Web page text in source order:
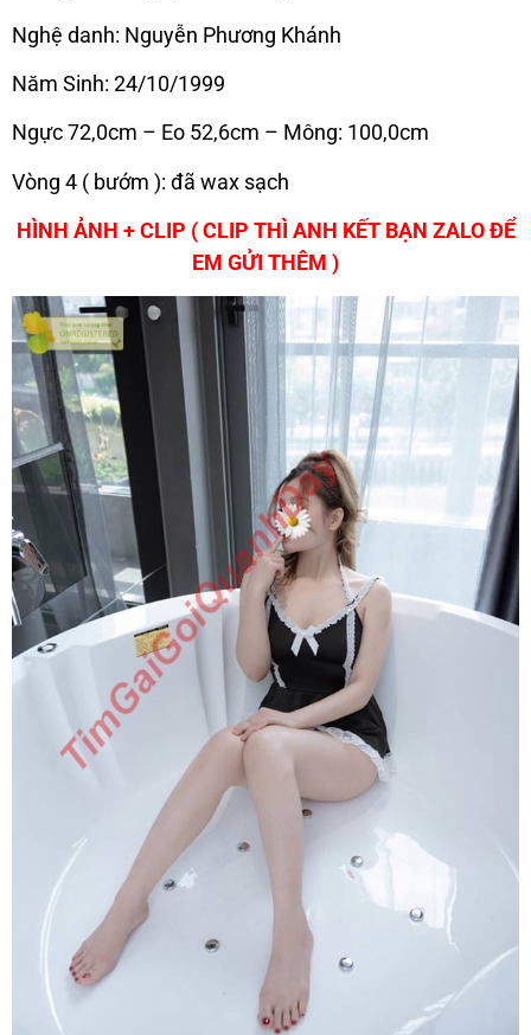
Nghệ danh: Nguyễn Phương Khánh
Năm Sinh: 24/10/1999
Ngực 72,0cm – Eo 52,6cm – Mông: 100,0cm
Vòng 4 ( bướm ): đã wax sạch
HÌNH ẢNH + CLIP ( CLIP THÌ ANH KẾT BẠN ZALO ĐỂ
EM GỬI THÊM )